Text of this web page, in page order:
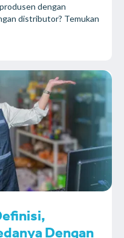
dengan
distributor? Temukan
Dengan